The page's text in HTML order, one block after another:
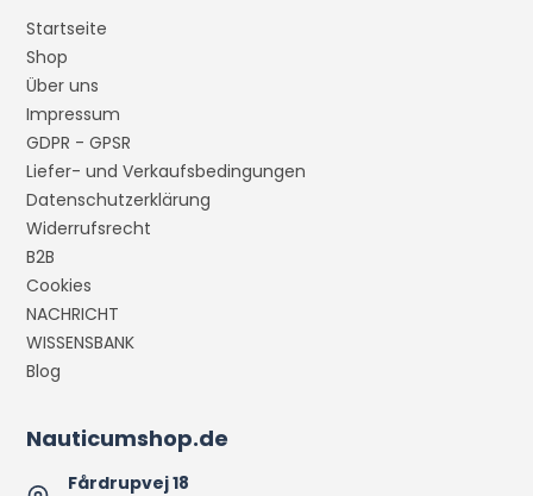
Startseite
Shop
Über uns
Impressum
GDPR - GPSR
Liefer- und Verkaufsbedingungen
Datenschutzerklärung
Widerrufsrecht
B2B
Cookies
NACHRICHT
WISSENSBANK
Blog
Nauticumshop.de
Fårdrupvej 18